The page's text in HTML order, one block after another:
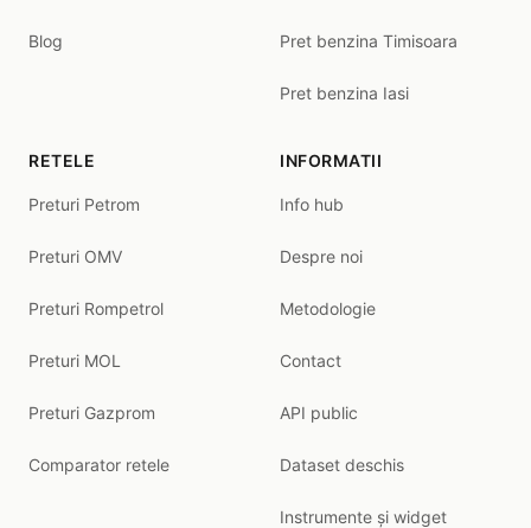
Blog Pret benzina Timisoara
Pret benzina Iasi
RETELE
Preturi Petrom
Preturi OMV
Preturi Rompetrol
Preturi MOL
Preturi Gazprom
Comparator retele
INFORMATII
Info hub
Despre noi
Metodologie
Contact
API public
Dataset deschis
Instrumente și widget